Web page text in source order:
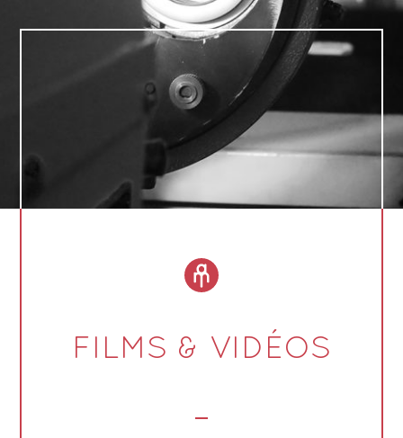
FILMS & VIDÉOS